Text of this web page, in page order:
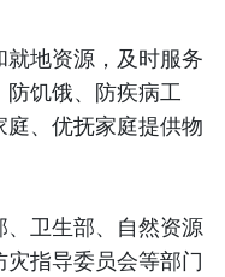
地资源，及时服务
饥饿、防疾病工
、优抚家庭提供物
卫生部、自然资源
指导委员会等部门